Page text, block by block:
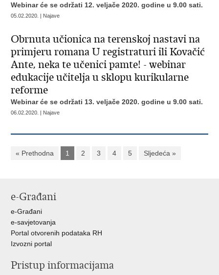
Webinar će se održati 12. veljače 2020. godine u 9.00 sati.
05.02.2020. | Najave
Obrnuta učionica na terenskoj nastavi na
primjeru romana U registraturi ili Kovačić
Ante, neka te učenici pamte! - webinar
edukacije učitelja u sklopu kurikularne
reforme
Webinar će se održati 13. veljače 2020. godine u 9.00 sati.
06.02.2020. | Najave
« Prethodna 1 2 3 4 5 Sljedeća »
e-Građani
e-Građani
e-savjetovanja
Portal otvorenih podataka RH
Izvozni portal
Pristup informacijama